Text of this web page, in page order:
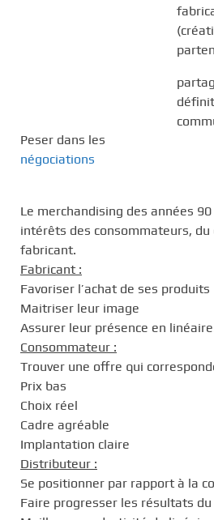
Peser dans les
négociations
Le merchandising des années
intérêts des consommateurs,
fabricant.
Fabricant :
Favoriser l’achat de ses produits
Maitriser leur image
Assurer leur présence en
Consommateur :
Trouver une offre qui
Prix bas
Choix réel
Cadre agréable
Implantation claire
Distributeur :
Se positionner par rapport à la
Faire progresser les résultats